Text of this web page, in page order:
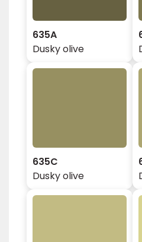
635A
Dusky olive
635C
Dusky olive